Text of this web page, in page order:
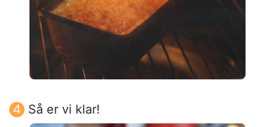
Så er vi klar!